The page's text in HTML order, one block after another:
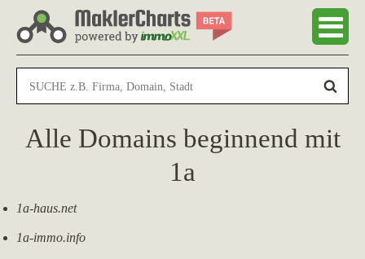
Alle Domains beginnend mit
1a
1a-haus.net
1a-immo.info